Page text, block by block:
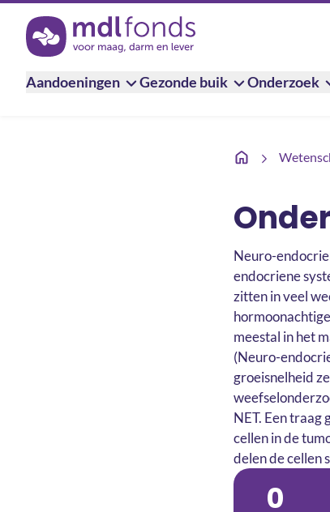
Terug naar de homepage
Aandoeningen Gezonde buik Onderzoek
Neuro-
endocriene
zitten in veel
meestal in het
(Neuro-
groeisnelheid
NET. Een traag
cellen in de
delen de cellen
0